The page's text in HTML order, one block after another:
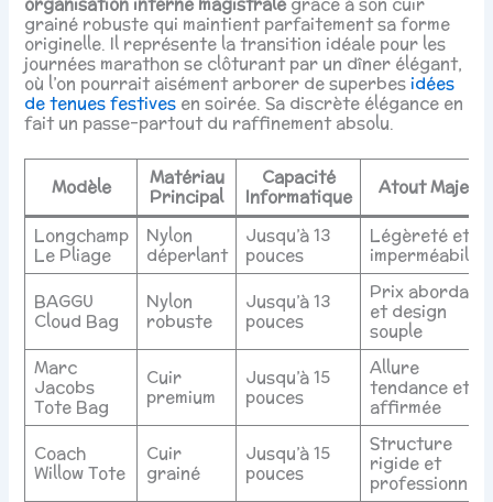
grainé robuste qui maintient parfaitement sa forme
originelle. Il représente la transition idéale pour les
journées marathon se clôturant par un dîner élégant,
où l’on pourrait aisément arborer de superbes idées
de tenues festives en soirée. Sa discrète élégance en
fait un passe-partout du raffinement absolu.
Modèle
Matériau
Principal
Capacité
Informatique
Atout Majeur
Longchamp
Le Pliage
Nylon
déperlant
Jusqu’à 13
pouces
Légèreté et
imperméabilité
BAGGU
Cloud Bag
Nylon
robuste
Jusqu’à 13
pouces
Prix abordable
et design
souple
Marc
Jacobs
Tote Bag
Cuir
premium
Jusqu’à 15
pouces
Allure
tendance et
affirmée
Coach
Willow Tote
Cuir
grainé
Jusqu’à 15
pouces
Structure
rigide et